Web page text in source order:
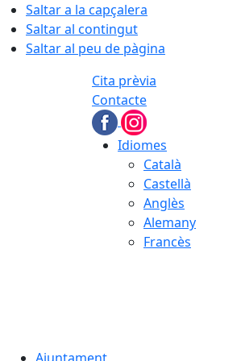
Saltar a la capçalera
Saltar al contingut
Saltar al peu de pàgina
Cita prèvia
Contacte
Idiomes
Català
Castellà
Anglès
Alemany
Francès